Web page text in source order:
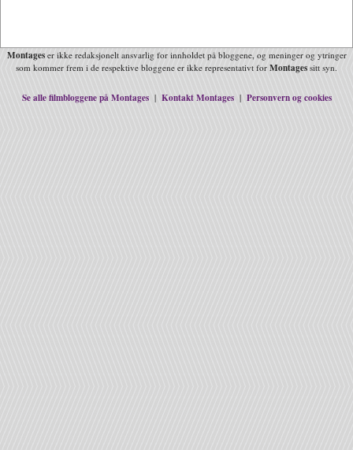
Montageser ikke redaksjonelt ansvarlig for innholdet på bloggene, og meninger og ytringer
som kommer frem i de respektive bloggene er ikke representativt for Montages sitt syn.
Se alle filmbloggene på Montages| Kontakt Montages| Personvern og cookies